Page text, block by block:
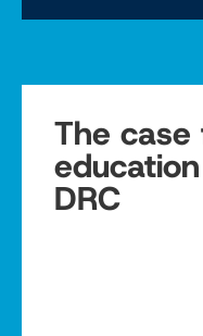
The case
DRC